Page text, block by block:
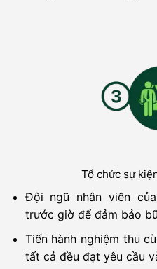
Tổ chức sự
Đội ngũ nhân viên
trước giờ để đảm bảo
Tiến hành nghiệm thu
tất cả đều đạt yêu cầu